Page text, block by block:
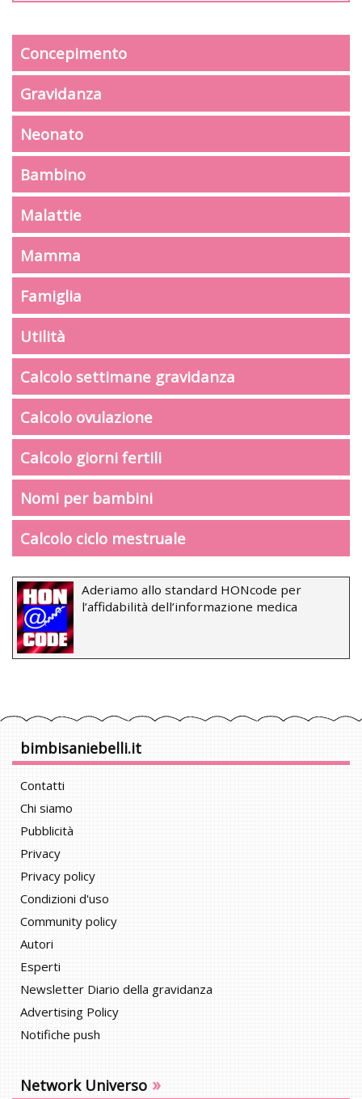
Concepimento
Gravidanza
Neonato
Bambino
Malattie
Mamma
Famiglia
Utilità
Calcolo settimane gravidanza
Calcolo ovulazione
Calcolo giorni fertili
Nomi per bambini
Calcolo ciclo mestruale
Aderiamo allo standard HONcode per
l’affidabilità dell’informazione medica
bimbisaniebelli.it
Contatti
Chi siamo
Pubblicità
Privacy
Privacy policy
Condizioni d'uso
Community policy
Autori
Esperti
Newsletter Diario della gravidanza
Advertising Policy
Notifiche push
Network Universo »